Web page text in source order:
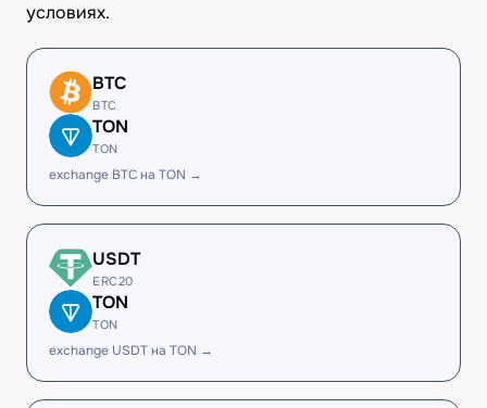
условиях.
BTC
BTC
TON
TON
exchange BTC на TON →
USDT
ERC20
TON
TON
exchange USDT на TON →